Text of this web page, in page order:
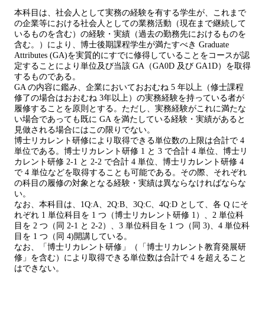
本科目は、社会人として実務の経験を有する学生が、これまで
の企業等における社会人としての業務活動（現在まで継続して
いるものを含む）の経験・実績（過去の勤務先におけるものを
含む。）により、博士後期課程学生が満たすべき Graduate
Attributes (GA)を実質的にすでに修得していることをコースが認
定することにより単位及び当該 GA（GA0D 及び GA1D）を取得
するものである。
GA の内容に鑑み、企業においておおむね 5 年以上（修士課程
修了の場合はおおむね 3年以上）の実務経験を持っている者が
履修することを原則とする。ただし、実務経験がこれに満たな
い場合であっても既に GA を満たしている経験・実績があると
見做される場合にはこの限りでない。
博士リカレント研修により取得できる単位数の上限は合計で 4
単位である。博士リカレント研修 1 と 3 で合計 4 単位、博士リ
カレント研修 2-1 と 2-2 で合計 4 単位、博士リカレント研修 4
で 4 単位などを取得することも可能である。その際、それぞれ
の科目の履修の対象となる経験・実績は異ならなければならな
い。
なお、本科目は、1Q:A、2Q:B、3Q:C、4Q:D として、各 Q にそ
れぞれ 1 単位科目を 1 つ（博士リカレント研修 1）、2 単位科
目を 2 つ（同 2-1 と 2-2）、3 単位科目を 1 つ（同 3)、4 単位科
目を 1 つ（同 4)開講している。
なお、「博士リカレント研修」（「博士リカレント教育発展研
修」を含む）により取得できる単位数は合計で 4 を超えること
はできない。